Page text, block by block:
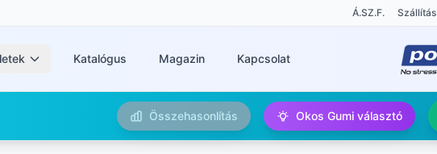
Á.SZ.F. Szállítás
Katalógus Magazin Kapcsolat
Összehasonlítás Okos Gumi választó